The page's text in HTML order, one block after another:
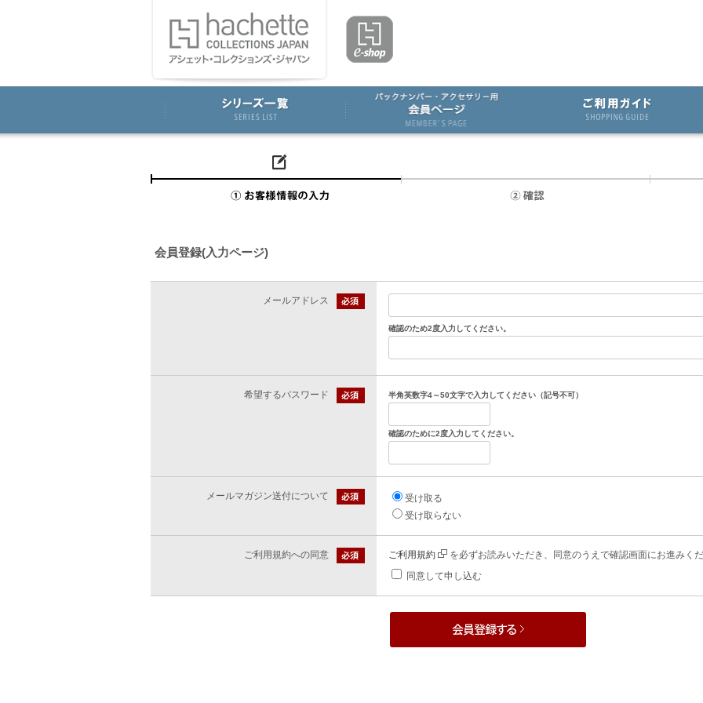
会員登録(入力ページ)
メールアドレス
確認のため2度入力してください。
希望するパスワード 半角英数字4～50文字で入力してください（記号不可）
確認のために2度入力してください。
メールマガジン送付について
受け取る
受け取らない
ご利用規約への同意 ご利用規約
を必ずお読みいただき、同意のうえで確認画面にお進みく
同意して申し込む